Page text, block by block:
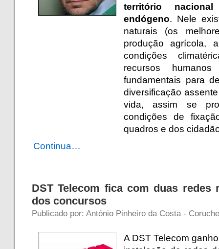
território
endógeno. Nele
naturais (os
produção agrícola,
condições
recursos
fundamentais para
diversificação
vida, assim se
condições de
quadros e dos
Continua…
DST Telecom fica com duas redes
dos concursos
Publicado por: António Pinheiro da Costa -
A DST Telecom